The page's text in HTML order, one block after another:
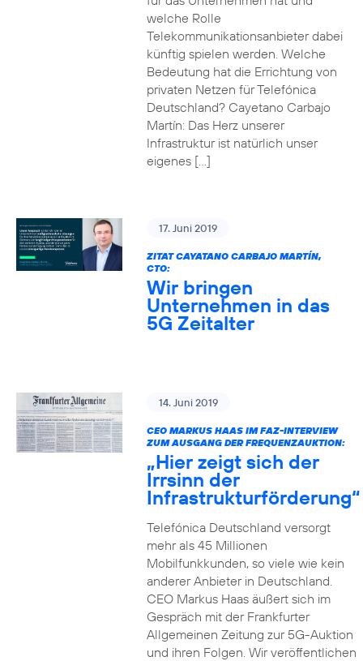
welche Rolle
Telekommunikationsanbieter dabei
künftig spielen werden. Welche
Bedeutung hat die Errichtung von
privaten Netzen für Telefónica
Deutschland? Cayetano Carbajo
Martín: Das Herz unserer
Infrastruktur ist natürlich unser
eigenes […]
17. Juni 2019
ZITAT CAYATANO CARBAJO MARTÍN,
CTO:
Wir bringen
Unternehmen in das
5G Zeitalter
14. Juni 2019
CEO MARKUS HAAS IM FAZ-INTERVIEW
ZUM AUSGANG DER FREQUENZAUKTION:
„Hier zeigt sich der
Irrsinn der
Infrastrukturförderung“
Telefónica Deutschland versorgt
mehr als 45 Millionen
Mobilfunkkunden, so viele wie kein
anderer Anbieter in Deutschland.
CEO Markus Haas äußert sich im
Gespräch mit der Frankfurter
Allgemeinen Zeitung zur 5G-Auktion
und ihren Folgen. Wir veröffentlichen